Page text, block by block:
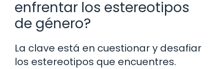
enfrentar los estereotipos
de género?
La clave está en cuestionar y desafiar
los estereotipos que encuentres.